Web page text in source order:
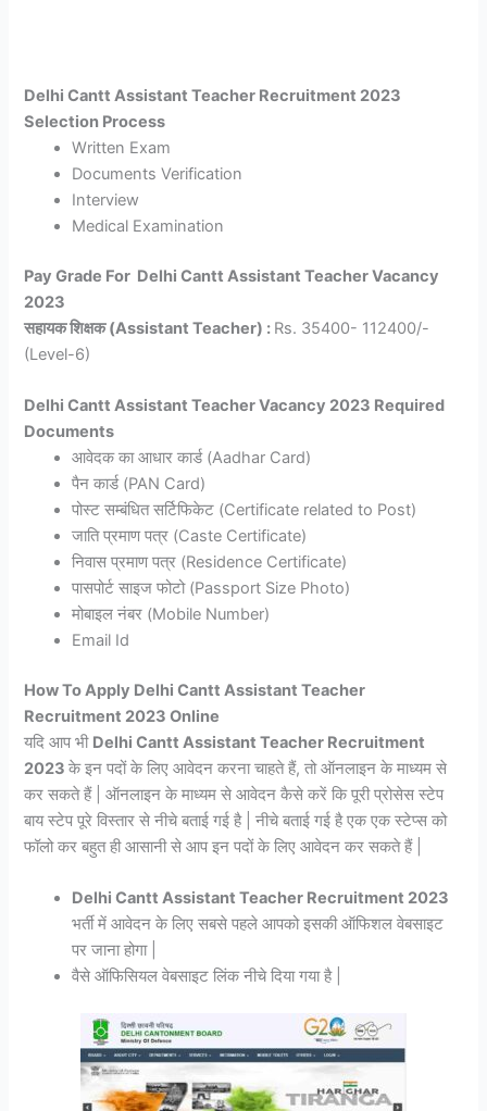
Delhi Cantt Assistant Teacher Recruitment 2023
Selection Process
Written Exam
Documents Verification
Interview
Medical Examination
Pay Grade For Delhi Cantt Assistant Teacher Vacancy
2023
सहायक शिक्षक (Assistant Teacher) : Rs. 35400- 112400/-
(Level-6)
Delhi Cantt Assistant Teacher Vacancy 2023 Required
Documents
आवेदक का आधार कार्ड (Aadhar Card)
पैन कार्ड (PAN Card)
पोस्ट सम्बंधित सर्टिफिकेट (Certificate related to Post)
जाति प्रमाण पत्र (Caste Certificate)
निवास प्रमाण पत्र (Residence Certificate)
पासपोर्ट साइज फोटो (Passport Size Photo)
मोबाइल नंबर (Mobile Number)
Email Id
How To Apply Delhi Cantt Assistant Teacher
Recruitment 2023 Online
यदि आप भी Delhi Cantt Assistant Teacher Recruitment
2023के इन पदों के लिए आवेदन करना चाहते हैं, तो ऑनलाइन के माध्यम से
कर सकते हैं | ऑनलाइन के माध्यम से आवेदन कैसे करें कि पूरी प्रोसेस स्टेप
बाय स्टेप पूरे विस्तार से नीचे बताई गई है | नीचे बताई गई है एक एक स्टेप्स को
फॉलो कर बहुत ही आसानी से आप इन पदों के लिए आवेदन कर सकते हैं |
Delhi Cantt Assistant Teacher Recruitment 2023
भर्ती में आवेदन के लिए सबसे पहले आपको इसकी ऑफिशल वेबसाइट
पर जाना होगा |
वैसे ऑफिसियल वेबसाइट लिंक नीचे दिया गया है |